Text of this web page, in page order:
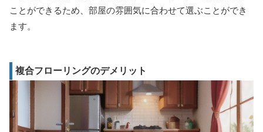
ことができるため、部屋の雰囲気に合わせて選ぶことができ
ます。
複合フローリングのデメリット